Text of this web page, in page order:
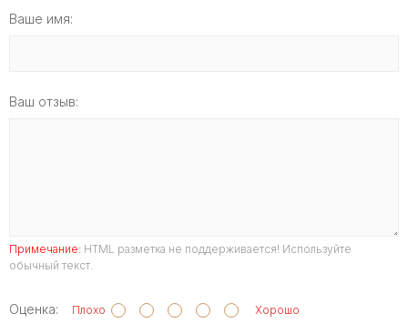
Ваше имя:
Ваш отзыв:
Примечание: HTML разметка не поддерживается! Используйте
обычный текст.
Оценка: Плохо Хорошо